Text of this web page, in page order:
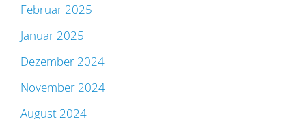
Februar 2025
Januar 2025
Dezember 2024
November 2024
August 2024